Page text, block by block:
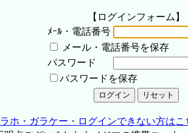
【ログインフォーム】
ﾒｰﾙ・電話番号
メール・電話番号を保存
パスワード
パスワードを保存
ホ・ガラケー・ログインできない方は